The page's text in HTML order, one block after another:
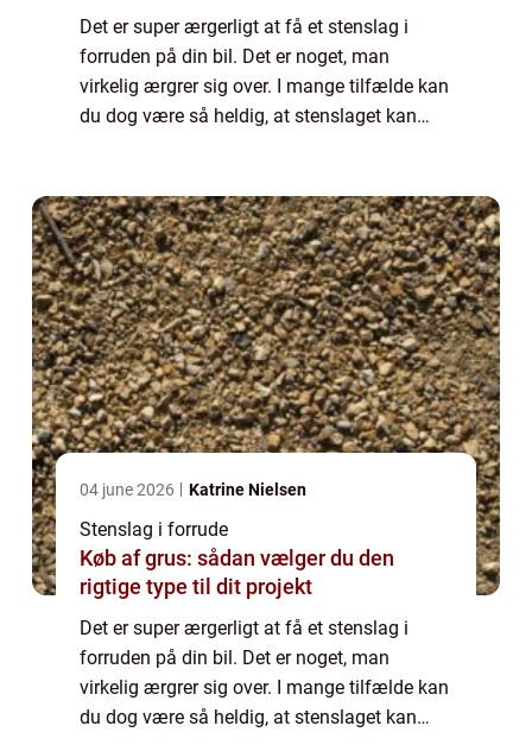
Det er super ærgerligt at få et stenslag i
forruden på din bil. Det er noget, man
virkelig ærgrer sig over. I mange tilfælde kan
du dog være så heldig, at stenslaget kan
04 june 2026 Katrine Nielsen
Stenslag i forrude
Køb af grus: sådan vælger du den
rigtige type til dit projekt
Det er super ærgerligt at få et stenslag i
forruden på din bil. Det er noget, man
virkelig ærgrer sig over. I mange tilfælde kan
du dog være så heldig, at stenslaget kan